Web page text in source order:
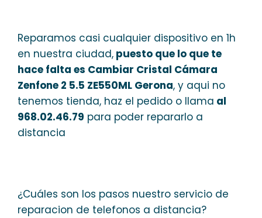
Reparamos casi cualquier dispositivo en 1h
en nuestra ciudad, puesto que lo que te
hace falta es Cambiar Cristal Cámara
Zenfone 2 5.5 ZE550ML Gerona, y aqui no
tenemos tienda, haz el pedido o llama al
968.02.46.79 para poder repararlo a
distancia
¿Cuáles son los pasos nuestro servicio de
reparacion de telefonos a distancia?